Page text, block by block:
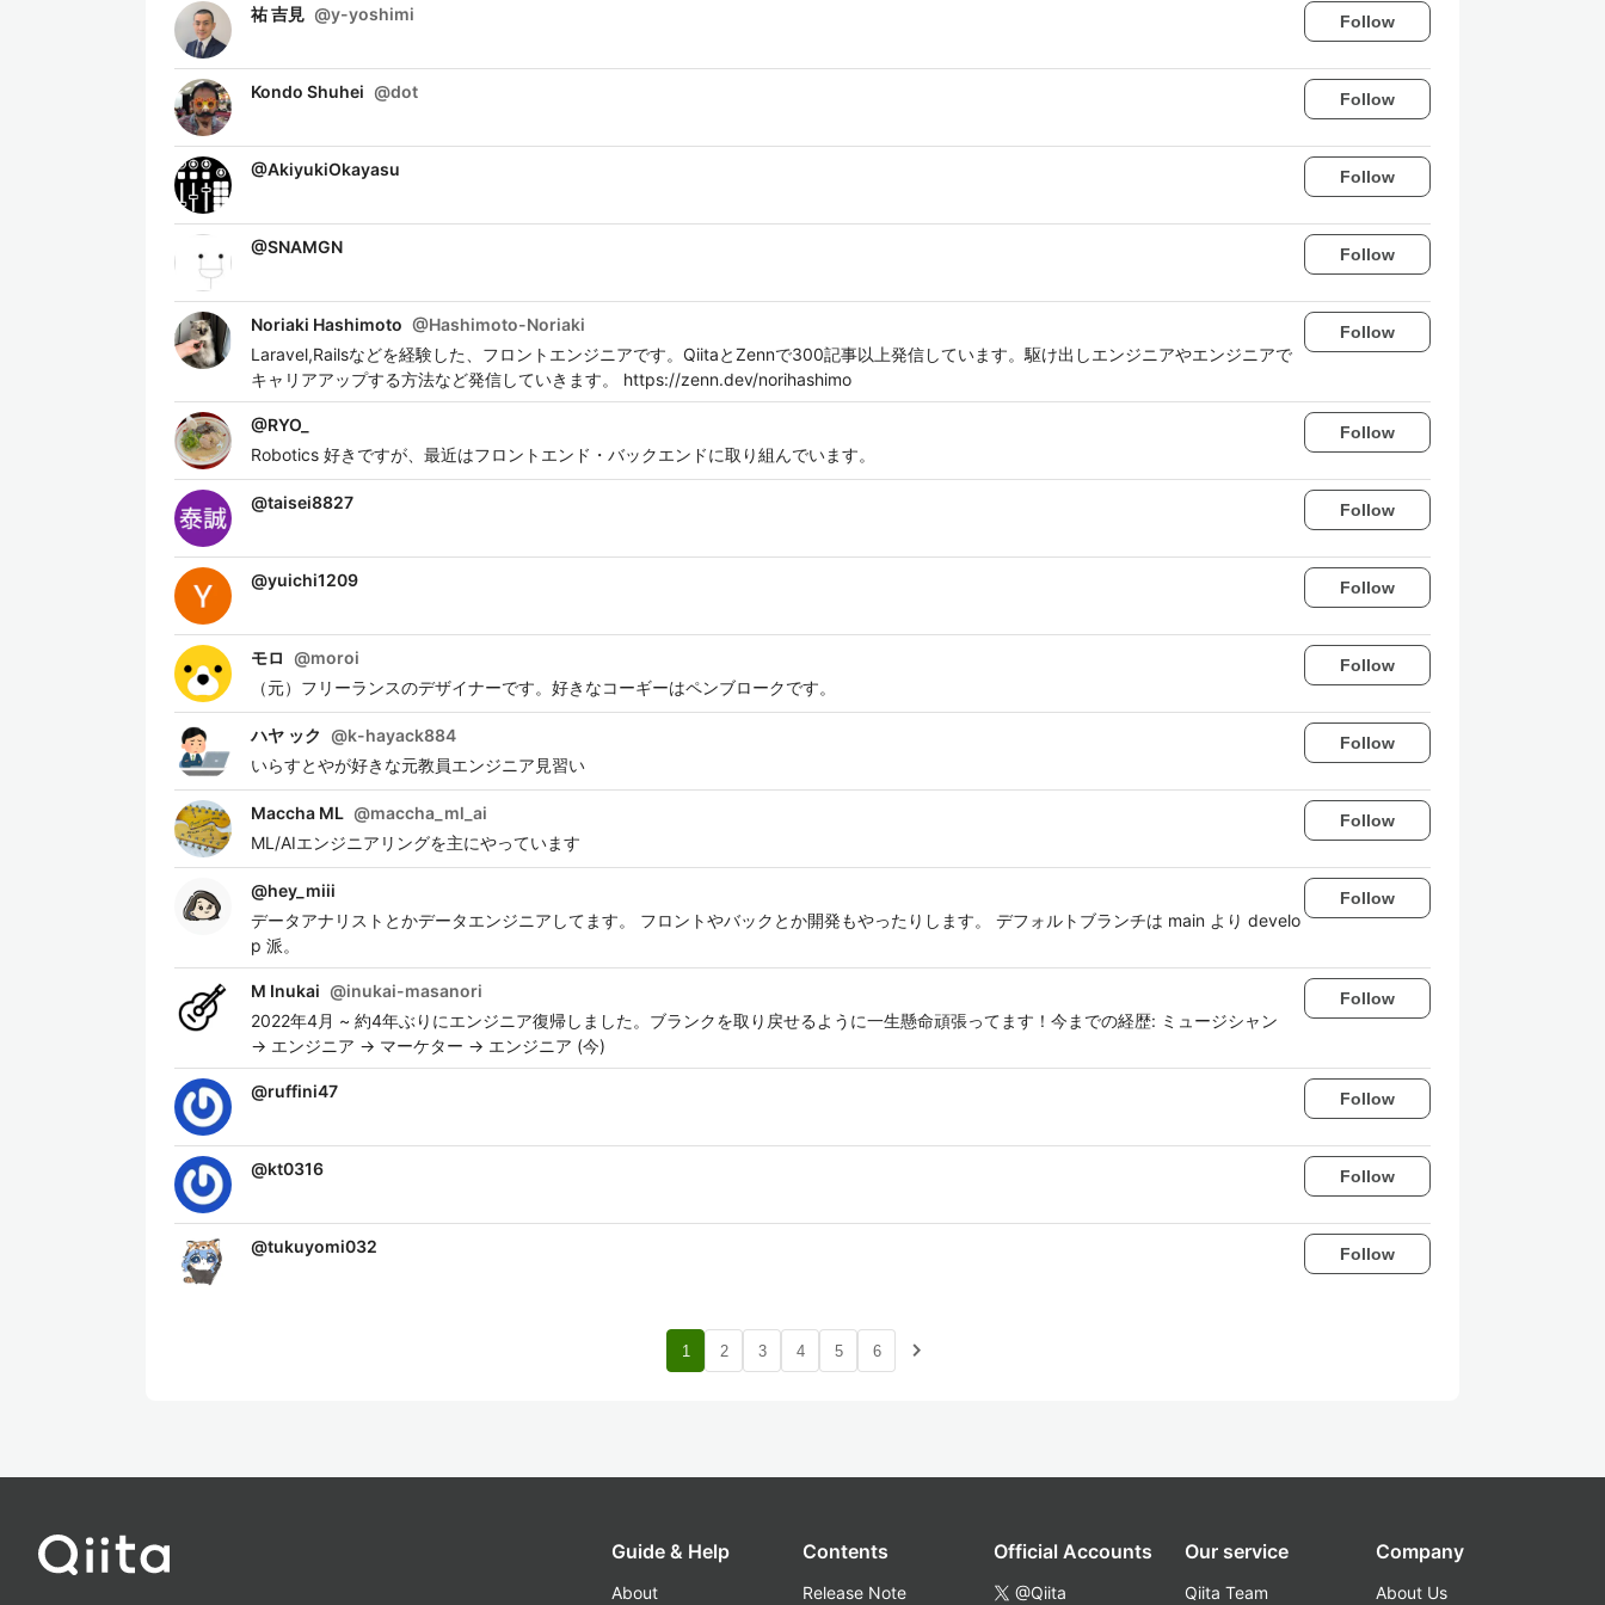
祐 吉見 @y-yoshimi Follow
Kondo Shuhei @dot Follow
@AkiyukiOkayasu Follow
@SNAMGN Follow
Noriaki Hashimoto @Hashimoto-Noriaki
Laravel,Railsなどを経験した、フロントエンジニアです。QiitaとZennで300記事以上発信しています。駆け出しエンジニアやエンジニアで
キャリアアップする方法など発信していきます。 https://zenn.dev/norihashimo
Follow
@RYO_
Robotics 好きですが、最近はフロントエンド・バックエンドに取り組んでいます。
Follow
@taisei8827 Follow
@yuichi1209 Follow
モロ @moroi
（元）フリーランスのデザイナーです。好きなコーギーはペンブロークです。
Follow
ハヤ ック @k-hayack884
いらすとやが好きな元教員エンジニア見習い
Follow
Maccha ML @maccha_ml_ai
ML/AIエンジニアリングを主にやっています
Follow
@hey_miii
データアナリストとかデータエンジニアしてます。 フロントやバックとか開発もやったりします。 デフォルトブランチは main より develo
p 派。
Follow
M Inukai @inukai-masanori
2022年4月 ~ 約4年ぶりにエンジニア復帰しました。ブランクを取り戻せるように一生懸命頑張ってます！今までの経歴: ミュージシャン
→ エンジニア → マーケター → エンジニア (今)
Follow
@ruffini47 Follow
@kt0316 Follow
@tukuyomi032 Follow
1 2 3 4 5 6 navigate_next
Guide & Help
About
Contents
Release Note
Official Accounts
@Qiita
Our service
Qiita Team
Company
About Us